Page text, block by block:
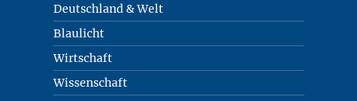
Deutschland & Welt
Blaulicht
Wirtschaft
Wissenschaft